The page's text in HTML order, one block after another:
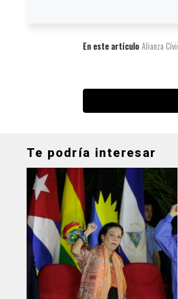
En este artículo Alianza
Te podría interesar